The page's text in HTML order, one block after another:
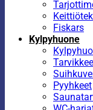
Fiskars
Kylpyhuone
Pyyhkeet